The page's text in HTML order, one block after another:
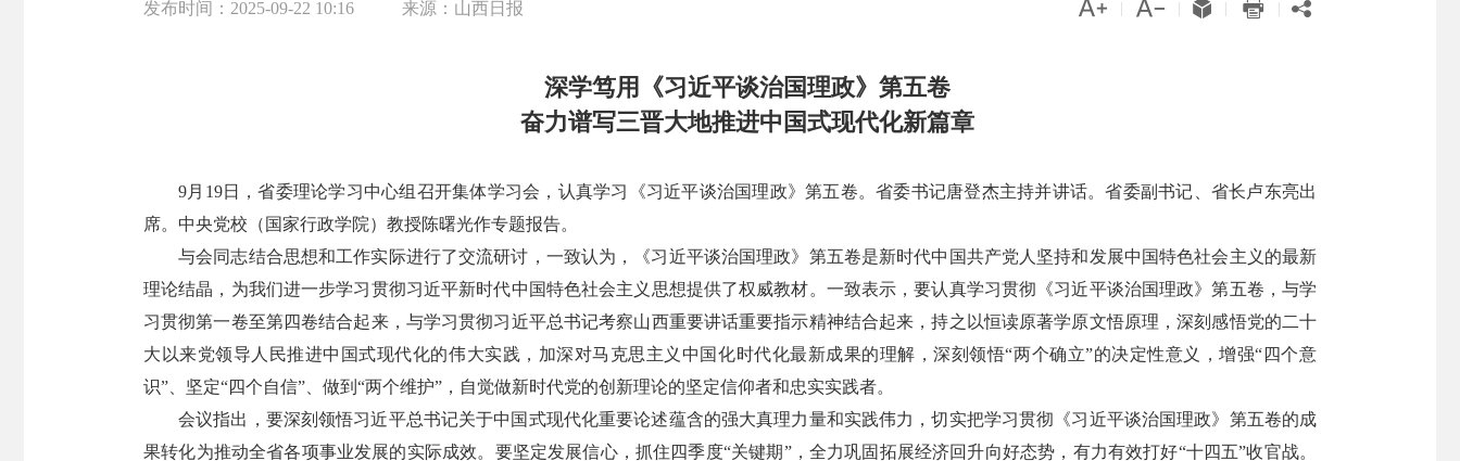
发布时间： 2025-09-22 10:16 来源： 山西日报     
深学笃用《习近平谈治国理政》第五卷
奋力谱写三晋大地推进中国式现代化新篇章
9月19日，省委理论学习中心组召开集体学习会，认真学习《习近平谈治国理政》第五卷。省委书记唐登杰主持并讲话。省委副书记、省长卢东亮出
席。中央党校（国家行政学院）教授陈曙光作专题报告。
与会同志结合思想和工作实际进行了交流研讨，一致认为，《习近平谈治国理政》第五卷是新时代中国共产党人坚持和发展中国特色社会主义的最新
理论结晶，为我们进一步学习贯彻习近平新时代中国特色社会主义思想提供了权威教材。一致表示，要认真学习贯彻《习近平谈治国理政》第五卷，与学
习贯彻第一卷至第四卷结合起来，与学习贯彻习近平总书记考察山西重要讲话重要指示精神结合起来，持之以恒读原著学原文悟原理，深刻感悟党的二十
大以来党领导人民推进中国式现代化的伟大实践，加深对马克思主义中国化时代化最新成果的理解，深刻领悟“两个确立”的决定性意义，增强“四个意
识”、坚定“四个自信”、做到“两个维护”，自觉做新时代党的创新理论的坚定信仰者和忠实实践者。
会议指出，要深刻领悟习近平总书记关于中国式现代化重要论述蕴含的强大真理力量和实践伟力，切实把学习贯彻《习近平谈治国理政》第五卷的成
果转化为推动全省各项事业发展的实际成效。要坚定发展信心，抓住四季度“关键期”，全力巩固拓展经济回升向好态势，有力有效打好“十四五”收官战。